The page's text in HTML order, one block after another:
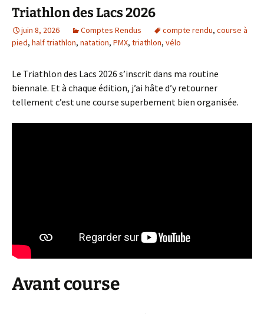
Triathlon des Lacs 2026
juin 8, 2026 Comptes Rendus compte rendu, course à
pied, half triathlon, natation, PMX, triathlon, vélo
Le Triathlon des Lacs 2026 s’inscrit dans ma routine
biennale. Et à chaque édition, j’ai hâte d’y retourner
tellement c’est une course superbement bien organisée.
Avant course